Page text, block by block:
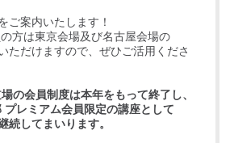
ご案内いたします！
方は東京会場及び名古屋会場の
ただけますので、ぜひご活用くださ
の会員制度は本年をもって終了し、
プレミアム会員限定の講座として
続してまいります。